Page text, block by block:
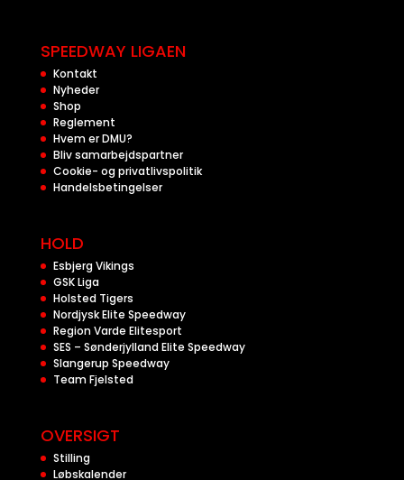
SPEEDWAY LIGAEN
Kontakt
Nyheder
Shop
Reglement
Hvem er DMU?
Bliv samarbejdspartner
Cookie- og privatlivspolitik
Handelsbetingelser
HOLD
Esbjerg Vikings
GSK Liga
Holsted Tigers
Nordjysk Elite Speedway
Region Varde Elitesport
SES – Sønderjylland Elite Speedway
Slangerup Speedway
Team Fjelsted
OVERSIGT
Stilling
Løbskalender